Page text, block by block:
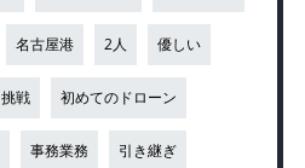
名古屋港 2人 優しい
挑戦 初めてのドローン
事務業務 引き継ぎ